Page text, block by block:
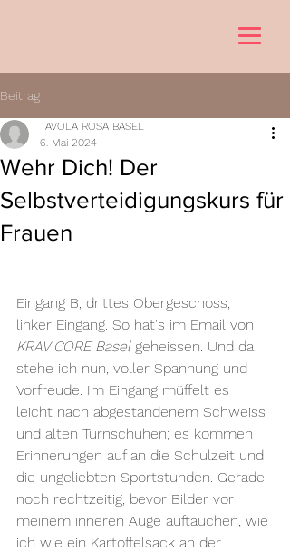
Beitrag
Wehr Dich! Der
Selbstverteidigungskurs für
Frauen
TAVOLA ROSA BASEL
6. Mai 2024
Eingang B, drittes Obergeschoss,
linker Eingang. So hat's im Email von
KRAV CORE Basel geheissen. Und da
stehe ich nun, voller Spannung und
Vorfreude. Im Eingang müffelt es
leicht nach abgestandenem Schweiss
und alten Turnschuhen; es kommen
Erinnerungen auf an die Schulzeit und
die ungeliebten Sportstunden. Gerade
noch rechtzeitig, bevor Bilder vor
meinem inneren Auge auftauchen, wie
ich wie ein Kartoffelsack an der